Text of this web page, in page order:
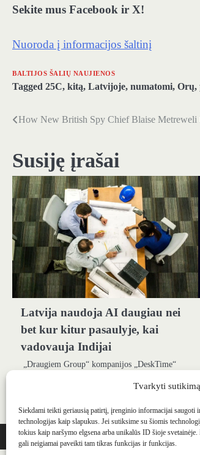
Tvarkyti sutikimą
Siekdami teikti geriausią patirtį, įrenginio informacijai saugoti
technologijas kaip slapukus. Jei sutiksime su šiomis
tokius kaip naršymo elgsena arba unikalūs ID šioje
gali neigiamai paveikti tam tikras funkcijas ir funkcijas.
Sekite mus Facebook ir X!
Nuoroda į informacijos šaltinį
BALTIJOS ŠALIŲ NAUJIENOS
Tagged 25C, kitą, Latvijoje, numatomi, Orų,
Navigacija
įrašų
How New British Spy Chief Blaise Metreweli
Susiję įrašai
Latvija naudoja AI daugiau nei
bet kur kitur pasaulyje, kai
vadovauja Indijai
„Draugiem Group“ kompanijos „DeskTime“
įrankių ChatGPT naudoja daugiau nei 78%
WEBSTUDIO.LT© SKAITMENINIO